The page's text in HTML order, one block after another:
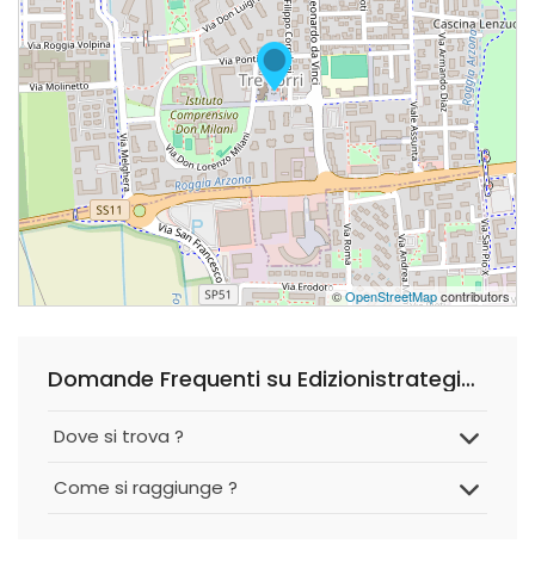
©OpenStreetMapcontributors
Domande Frequenti su Edizionistrategiche
Dove si trova ?
Come si raggiunge ?